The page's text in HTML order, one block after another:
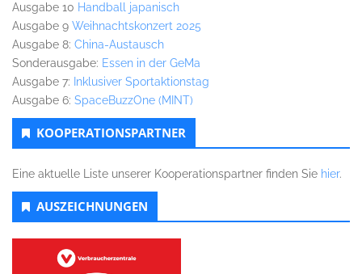
Ausgabe 10 Handball japanisch
Ausgabe 9 Weihnachtskonzert 2025
Ausgabe 8: China-Austausch
Sonderausgabe: Essen in der GeMa
Ausgabe 7: Inklusiver Sportaktionstag
Ausgabe 6: SpaceBuzzOne (MINT)
KOOPERATIONSPARTNER
Eine aktuelle Liste unserer Kooperationspartner finden Sie hier.
AUSZEICHNUNGEN